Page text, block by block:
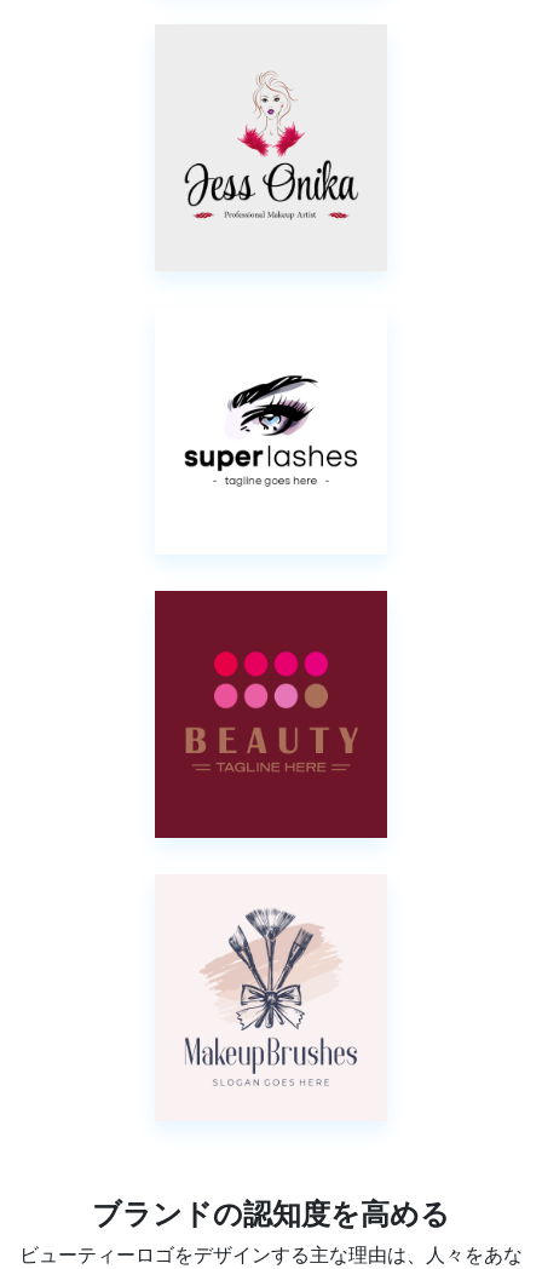
ブランドの認知度を高める
ビューティーロゴをデザインする主な理由は、人々をあな